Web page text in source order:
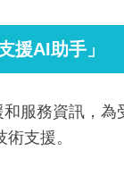
援AI助手」
服務資訊，
支援。